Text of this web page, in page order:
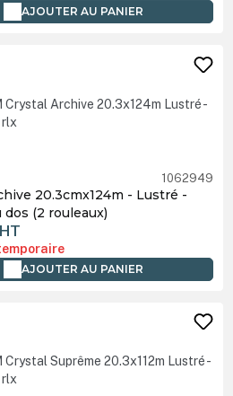
AJOUTER AU PANIER
1062949
20.3cmx124m - Lustré -
dos (2 rouleaux)
HT
AJOUTER AU PANIER